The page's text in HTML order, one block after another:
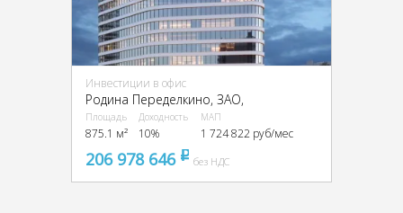
Инвестиции в офис
Родина Переделкино, ЗАО,
Площадь
875.1 м²
Доходность
10%
МАП
1 724 822 руб/мес
206 978 646 pуббез НДС